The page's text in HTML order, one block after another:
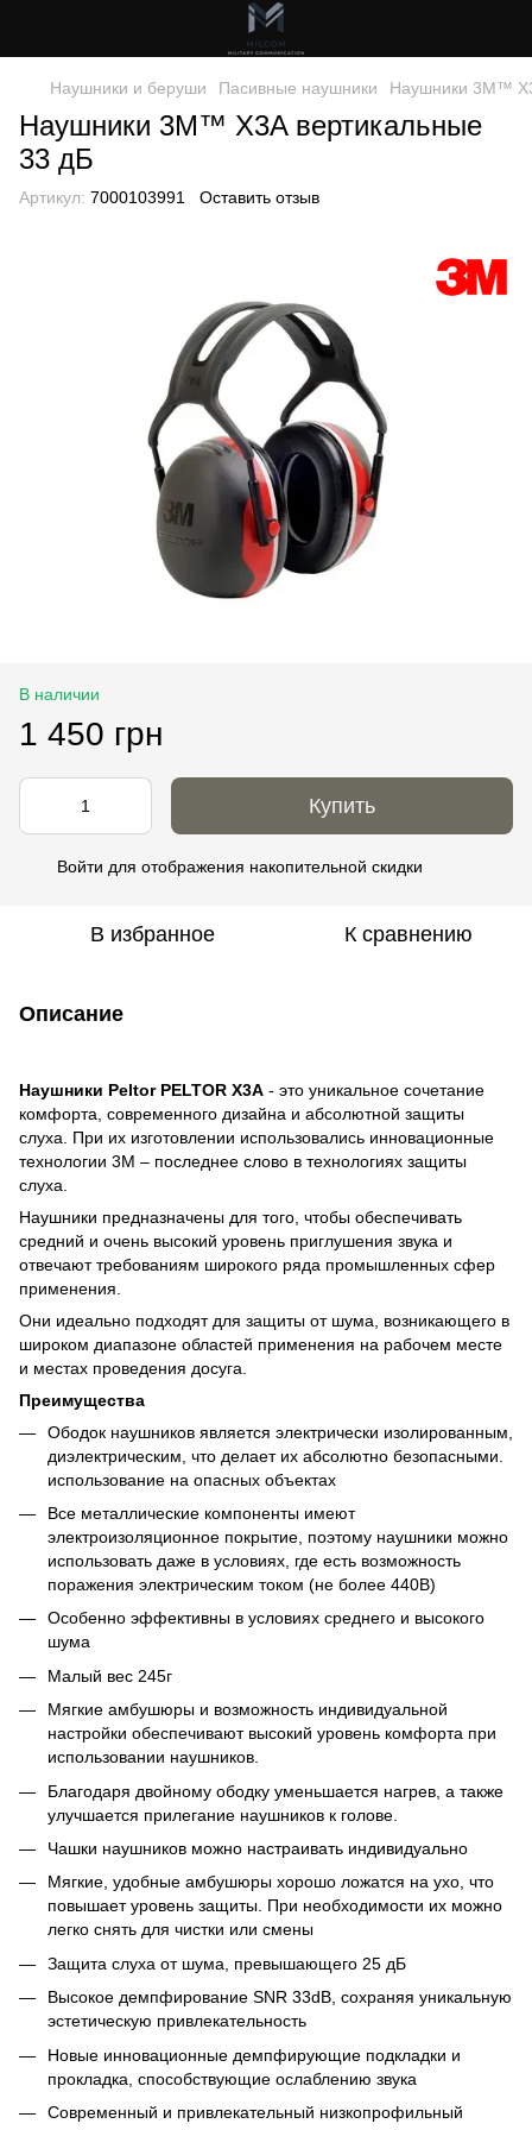
Наушники и беруши Пасивные наушники Наушники 3M™
Наушники 3M™ X3A вертикальные
33 дБ
Артикул: 7000103991 Оставить отзыв
В наличии
1 450 грн
Купить
Войти для отображения накопительной скидки
В избранное К сравнению
Описание
Наушники Peltor PELTOR X3A - это уникальное сочетание
комфорта, современного дизайна и абсолютной защиты
слуха. При их изготовлении использовались инновационные
технологии 3M – последнее слово в технологиях защиты
слуха.
Наушники предназначены для того, чтобы обеспечивать
средний и очень высокий уровень приглушения звука и
отвечают требованиям широкого ряда промышленных сфер
применения.
Они идеально подходят для защиты от шума, возникающего в
широком диапазоне областей применения на рабочем месте
и местах проведения досуга.
Преимущества
Ободок наушников является электрически изолированным,
диэлектрическим, что делает их абсолютно безопасными.
использование на опасных объектах
Все металлические компоненты имеют
электроизоляционное покрытие, поэтому наушники можно
использовать даже в условиях, где есть возможность
поражения электрическим током (не более 440В)
Особенно эффективны в условиях среднего и высокого
шума
Малый вес 245г
Мягкие амбушюры и возможность индивидуальной
настройки обеспечивают высокий уровень комфорта при
использовании наушников.
Благодаря двойному ободку уменьшается нагрев, а также
улучшается прилегание наушников к голове.
Чашки наушников можно настраивать индивидуально
Мягкие, удобные амбушюры хорошо ложатся на ухо, что
повышает уровень защиты. При необходимости их можно
легко снять для чистки или смены
Защита слуха от шума, превышающего 25 дБ
Высокое демпфирование SNR 33dB, сохраняя уникальную
эстетическую привлекательность
Новые инновационные демпфирующие подкладки и
прокладка, способствующие ослаблению звука
Современный и привлекательный низкопрофильный